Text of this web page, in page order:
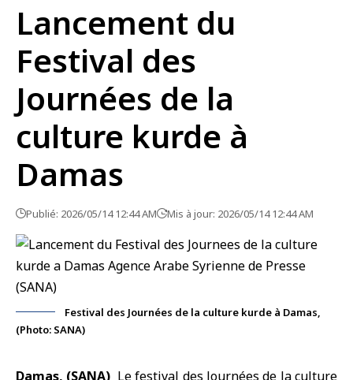
Lancement du
Festival des
Journées de la
culture kurde à
Damas
Publié: 2026/05/14 12:44 AM Mis à jour: 2026/05/14 12:44 AM
Festival des Journées de la culture kurde à Damas,
(Photo: SANA)
Damas, (SANA) Le festival des Journées de la culture